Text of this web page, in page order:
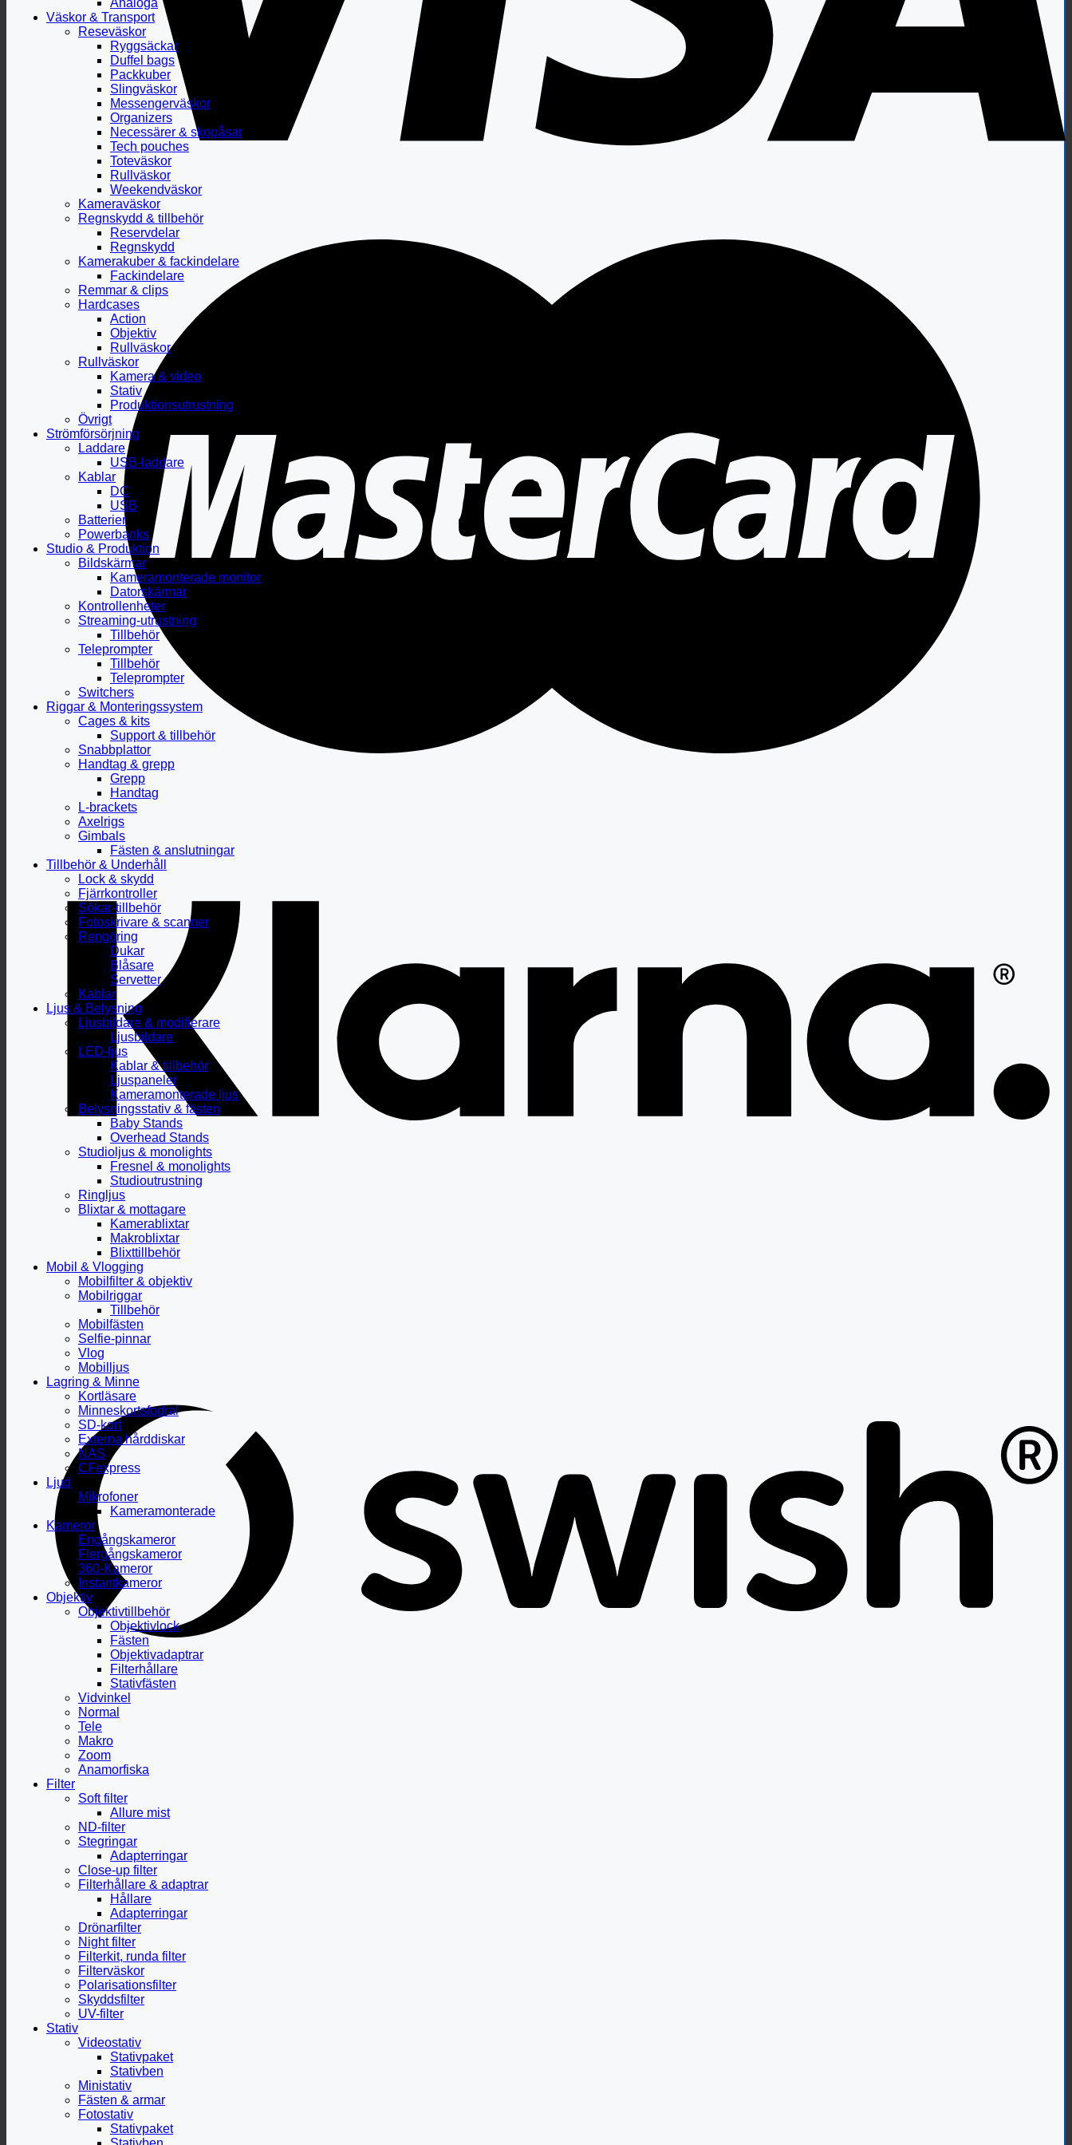
Väskor & Transport
Reseväskor
Ryggsäckar
Duffel bags
Packkuber
Slingväskor
Messengerväskor
Organizers
Necessärer & skopåsar
Tech pouches
Toteväskor
Rullväskor
Weekendväskor
Kameraväskor
Regnskydd & tillbehör
Reservdelar
Regnskydd
Kamerakuber & fackindelare
Fackindelare
Remmar & clips
Hardcases
Action
Objektiv
Rullväskor
Rullväskor
Kamera & video
Stativ
Produktionsutrustning
Övrigt
Strömförsörjning
Laddare
USB-laddare
Kablar
DC
USB
Batterier
Powerbanks
Studio & Produktion
Bildskärmar
Kameramonterade monitor
Datorskärmar
Kontrollenheter
Streaming-utrustning
Tillbehör
Teleprompter
Tillbehör
Teleprompter
Switchers
Riggar & Monteringssystem
Cages & kits
Support & tillbehör
Snabbplattor
Handtag & grepp
Grepp
Handtag
L-brackets
Axelrigs
Gimbals
Fästen & anslutningar
Tillbehör & Underhåll
Lock & skydd
Fjärrkontroller
Sökar-tillbehör
Fotoskrivare & scanner
Rengöring
Dukar
Blåsare
Servetter
Kablar
Ljus & Belysning
Ljusbildare & modifierare
Ljusbildare
LED-ljus
Kablar & tillbehör
Ljuspaneler
Kameramonterade ljus
Belysningsstativ & fästen
Baby Stands
Overhead Stands
Studioljus & monolights
Fresnel & monolights
Studioutrustning
Ringljus
Blixtar & mottagare
Kamerablixtar
Makroblixtar
Blixttillbehör
Mobil & Vlogging
Mobilfilter & objektiv
Mobilriggar
Tillbehör
Mobilfästen
Selfie-pinnar
Vlog
Mobilljus
Lagring & Minne
Kortläsare
Minneskortsfodral
SD-kort
Externa hårddiskar
NAS
CFexpress
Ljud
Mikrofoner
Kameramonterade
Kameror
Engångskameror
Flergångskameror
360-Kameror
Instantkameror
Objektiv
Objektivtillbehör
Objektivlock
Fästen
Objektivadaptrar
Filterhållare
Stativfästen
Vidvinkel
Normal
Tele
Makro
Zoom
Anamorfiska
Filter
Soft filter
Allure mist
ND-filter
Stegringar
Adapterringar
Close-up filter
Filterhållare & adaptrar
Hållare
Adapterringar
Drönarfilter
Night filter
Filterkit, runda filter
Filterväskor
Polarisationsfilter
Skyddsfilter
UV-filter
Stativ
Videostativ
Stativpaket
Stativben
Ministativ
Fästen & armar
Fotostativ
Stativpaket